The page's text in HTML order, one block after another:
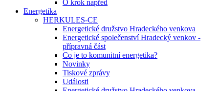
O krok napřed
Energetika
HERKULES-CE
Energetické družstvo Hradeckého venkova
Energetické společenství Hradecký venkov -
přípravná část
Co je to komunitní energetika?
Novinky
Tiskové zprávy
Události